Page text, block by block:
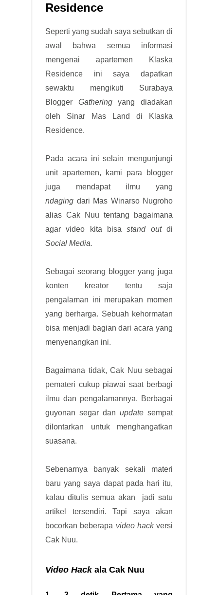
Residence
Seperti yang sudah saya sebutkan di
awal bahwa semua informasi
mengenai apartemen Klaska
Residence ini saya dapatkan
sewaktu mengikuti Surabaya
Blogger Gatheringyang diadakan
oleh Sinar Mas Land di Klaska
Residence.
Pada acara ini selain mengunjungi
unit apartemen, kami para blogger
juga mendapat ilmu yang
ndaging dari Mas Winarso Nugroho
alias Cak Nuu tentang bagaimana
agar video kita bisastand outdi
Social Media.
Sebagai seorang blogger yang juga
konten kreator tentu saja
pengalaman ini merupakan momen
yang berharga. Sebuah kehormatan
bisa menjadi bagian dari acara yang
menyenangkan ini.
Bagaimana tidak, Cak Nuu sebagai
pemateri cukup piawai saat berbagi
ilmu dan pengalamannya. Berbagai
guyonan segar dan update sempat
dilontarkan untuk menghangatkan
suasana.
Sebenarnya banyak sekali materi
baru yang saya dapat pada hari itu,
kalau ditulis semua akan jadi satu
artikel tersendiri. Tapi saya akan
bocorkan beberapa video hack versi
Cak Nuu.
Video Hack ala Cak Nuu